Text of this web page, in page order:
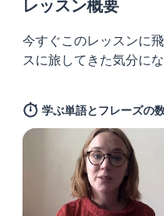
レッスン概要
今すぐこのレッスンに
スに旅してきた気分にな
学ぶ単語とフレーズの